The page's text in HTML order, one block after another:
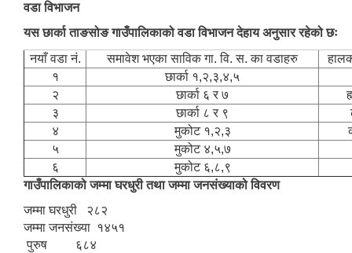
वडा विभाजन
यस छार्का ताङसोङ गाउँपालिकाको वडा विभाजन देहाय अनुसार रहेको छः
नयाँ वडा नं.
समावेश भएका साविक गा. वि. स. का वडाहरु
१
छार्का १,२,३,४,५
२
छार्का ६ र ७
३
छार्का ८ र ९
४
मुकोट १,२,३
५
मुकोट ४,५,७
६
मुकोट ६,८,९
गाउँपालिकाको जम्मा घरधुरी तथा जम्मा जनसंख्याको विवरण
जम्मा घरधुरी २८२
जम्मा जनसंख्या १४५१
पुरुष ६८४